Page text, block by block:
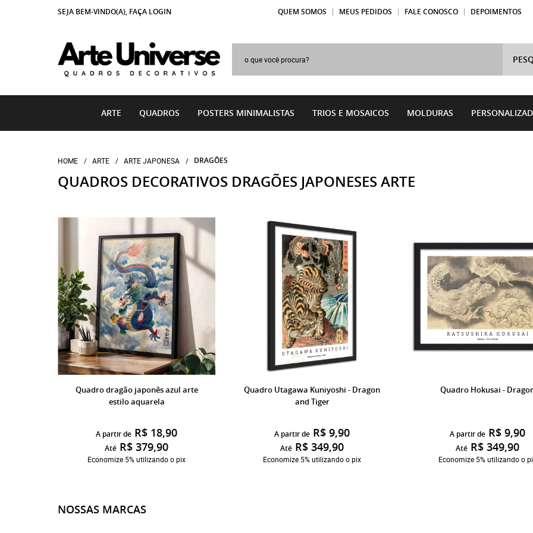
SEJA BEM-VINDO(A), FAÇA LOGIN QUEM SOMOS MEUS PEDIDOS FALE CONOSCO DEPOIMENTOS
ARTE QUADROS POSTERS MINIMALISTAS TRIOS E MOSAICOS MOLDURAS
HOME ARTE ARTE JAPONESA DRAGÕES
QUADROS DECORATIVOS DRAGÕES JAPONESES ARTE
Quadro dragão japonês azul arte
estilo aquarela
A partir de R$ 18,90
Até R$ 379,90
Economize 5% utilizando o pix
Quadro Utagawa Kuniyoshi - Dragon
and Tiger
A partir de R$ 9,90
Até R$ 349,90
Economize 5% utilizando o pix
Quadro Hokusai -
A partir de R$ 9,90
Até R$ 349,90
Economize 5% utilizando o
NOSSAS MARCAS